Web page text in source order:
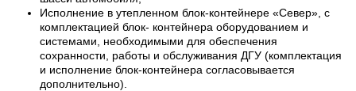
Исполнение в утепленном блок-контейнере «Север», с
комплектацией блок- контейнера оборудованием и
системами, необходимыми для обеспечения
сохранности, работы и обслуживания ДГУ (комплектация
и исполнение блок-контейнера согласовывается
дополнительно).